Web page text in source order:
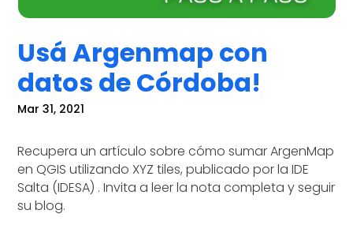
Usá Argenmap con
datos de Córdoba!
Mar 31, 2021
Recupera un artículo sobre cómo sumar ArgenMap
en QGIS utilizando XYZ tiles, publicado por la IDE
Salta (IDESA) . Invita a leer la nota completa y seguir
su blog.